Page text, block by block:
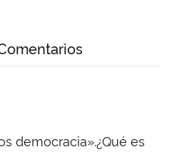
democracia».¿Qué es